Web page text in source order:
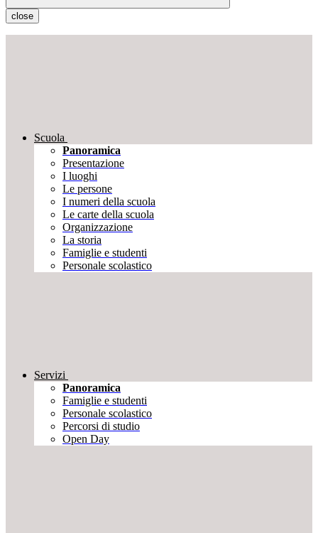
close
Scuola
Panoramica
Presentazione
I luoghi
Le persone
I numeri della scuola
Le carte della scuola
Organizzazione
La storia
Famiglie e studenti
Personale scolastico
Servizi
Panoramica
Famiglie e studenti
Personale scolastico
Percorsi di studio
Open Day